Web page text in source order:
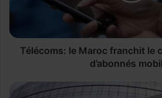
des
millions
d’abonnés
Télécoms: le Maroc franchit le
d’abonnés
Réparation